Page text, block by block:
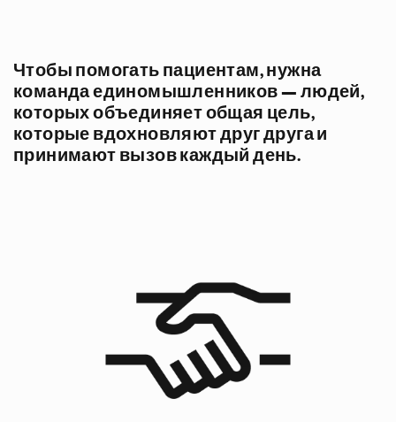
Чтобы помогать пациентам, нужна
команда единомышленников — людей,
которых объединяет общая цель,
которые вдохновляют друг друга и
принимают вызов каждый день.